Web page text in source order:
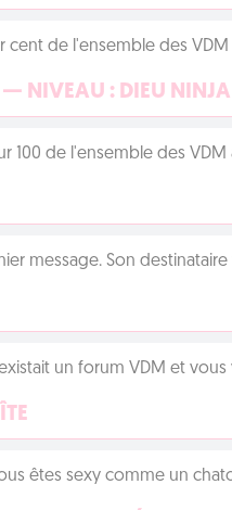
cent de l'ensemble des VDM
— NIVEAU : DIEU NINJA
100 de l'ensemble des VDM
message. Son
un forum VDM et
êtes sexy comme un